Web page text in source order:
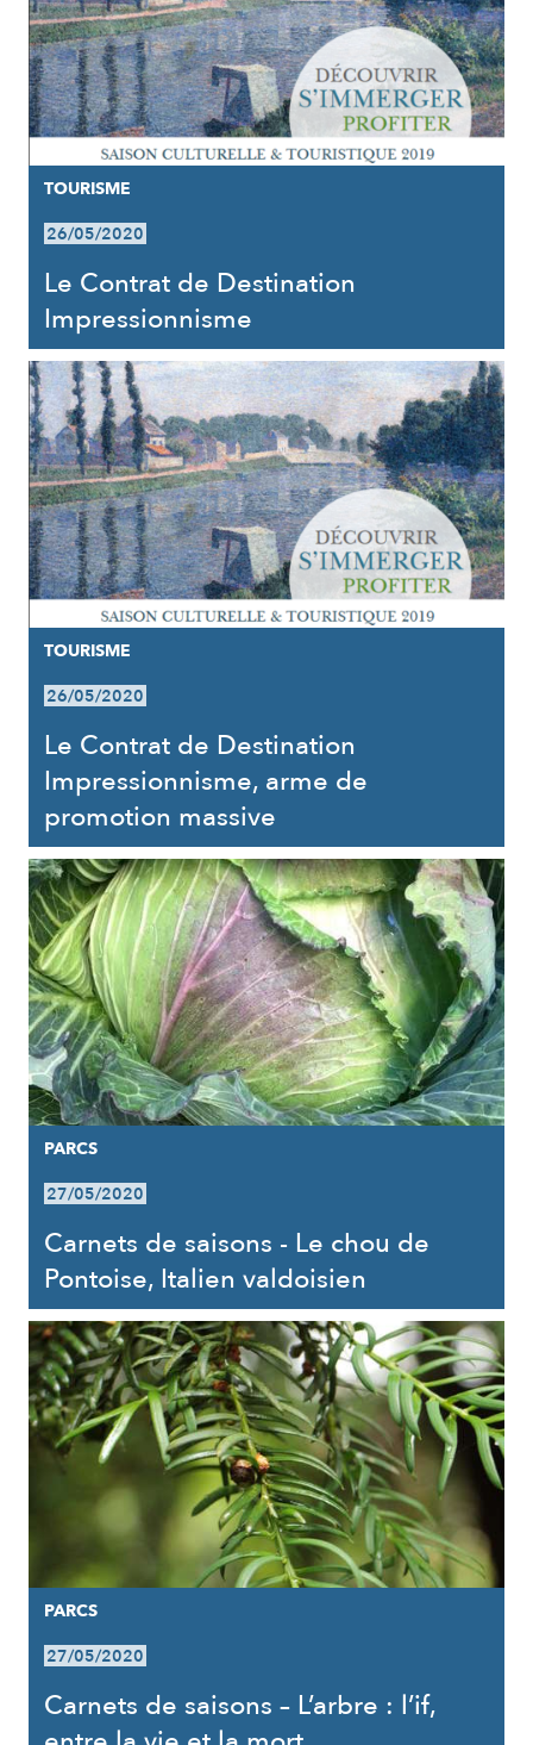
TOURISME
26/05/2020
Le Contrat de Destination
Impressionnisme
TOURISME
26/05/2020
Le Contrat de Destination
Impressionnisme, arme de
promotion massive
PARCS
27/05/2020
Carnets de saisons - Le chou de
Pontoise, Italien valdoisien
PARCS
27/05/2020
Carnets de saisons – L’arbre : l’if,